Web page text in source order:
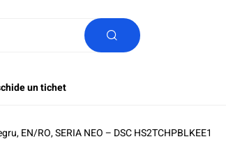
un tichet
EN/RO, SERIA NEO – DSC HS2TCHPBLKEE1